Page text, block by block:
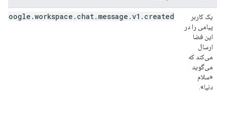
یک کاربر
پیامی را در
این فضا
ارسال
می‌کند که
می‌گوید
«سلام
دنیا».
google.workspace.chat.message.v1.created